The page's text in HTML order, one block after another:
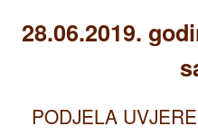
28.06.2019.
PODJELA